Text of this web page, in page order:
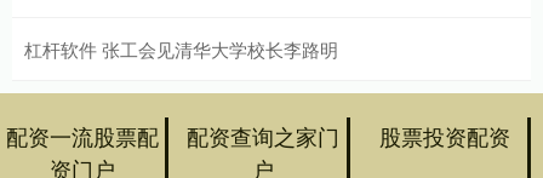
杠杆软件 张工会见清华大学校长李路明
配资一流股票配
资门户
配资查询之家门
户
股票投资配资